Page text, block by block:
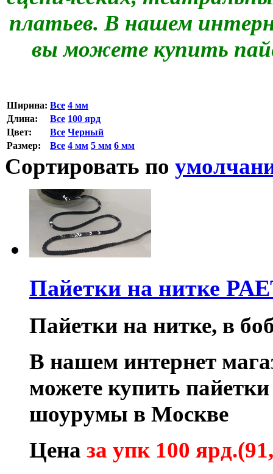
платьев. В нашем
вы можете купить
Ширина: Все 4 мм
Длина:
Все 100 ярд
Цвет:
Все Черный
Размер:
Все 4 мм 5 мм 6 мм
Сортировать по
Пайетки на нитке
Пайетки на нитке, в
В нашем интернет
можете купить
шоурумы в Москве
Цена за упк 100